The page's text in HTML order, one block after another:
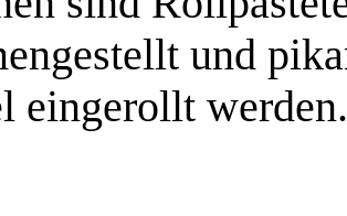
und
eingerollt werden.